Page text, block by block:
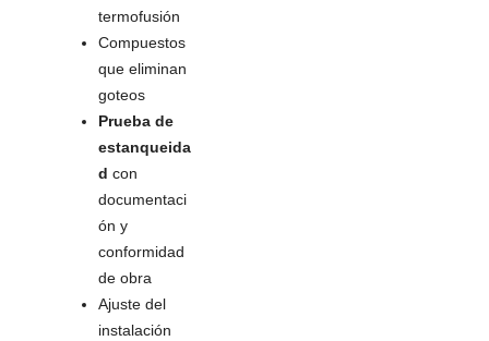
termofusión
Compuestos
que eliminan
goteos
Prueba de
estanqueida
d con
documentaci
ón y
conformidad
de obra
Ajuste del
instalación